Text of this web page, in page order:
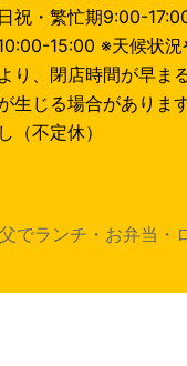
繁忙期9:00-
10:00-15:00 ※天候状
り、閉店時間が早ま
生じる場合があります
（不定休）
でランチ・お弁当・